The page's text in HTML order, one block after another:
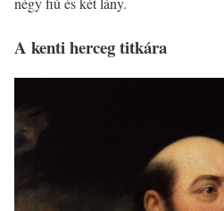
A kenti herceg titkára